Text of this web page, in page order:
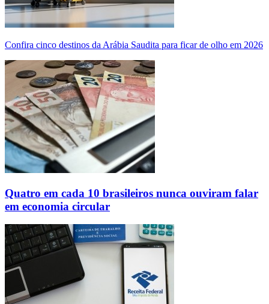
Confira cinco destinos da Arábia Saudita para ficar de olho em 2026
Quatro em cada 10 brasileiros nunca ouviram falar
em economia circular